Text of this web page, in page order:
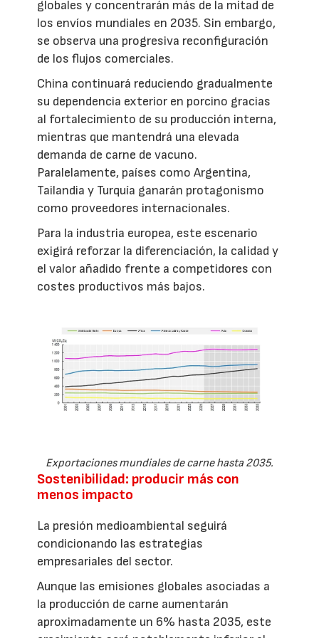
globales y concentrarán más de la mitad de
los envíos mundiales en 2035. Sin embargo,
se observa una progresiva reconfiguración
de los flujos comerciales.
China continuará reduciendo gradualmente
su dependencia exterior en porcino gracias
al fortalecimiento de su producción interna,
mientras que mantendrá una elevada
demanda de carne de vacuno.
Paralelamente, países como Argentina,
Tailandia y Turquía ganarán protagonismo
como proveedores internacionales.
Para la industria europea, este escenario
exigirá reforzar la diferenciación, la calidad y
el valor añadido frente a competidores con
costes productivos más bajos.
Exportaciones mundiales de carne hasta 2035.
Sostenibilidad: producir más con
menos impacto
La presión medioambiental seguirá
condicionando las estrategias
empresariales del sector.
Aunque las emisiones globales asociadas a
la producción de carne aumentarán
aproximadamente un 6% hasta 2035, este